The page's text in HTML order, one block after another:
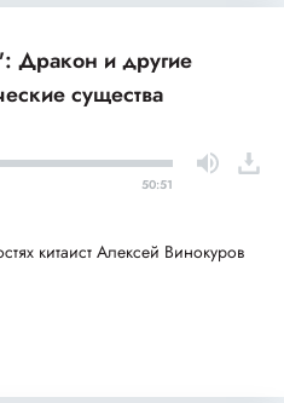
Дракон и другие
существа
50:51
китаист Алексей Винокуров